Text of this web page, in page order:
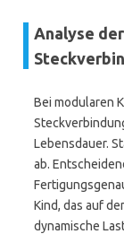
Analyse
Bei modularen
Lebensdauer.
ab.
Kind, das auf
dynamische